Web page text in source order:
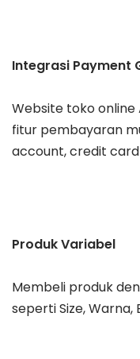
Integrasi Payment
Website toko online
fitur pembayaran
account, credit
Produk Variabel
Membeli produk
seperti Size, Warna,